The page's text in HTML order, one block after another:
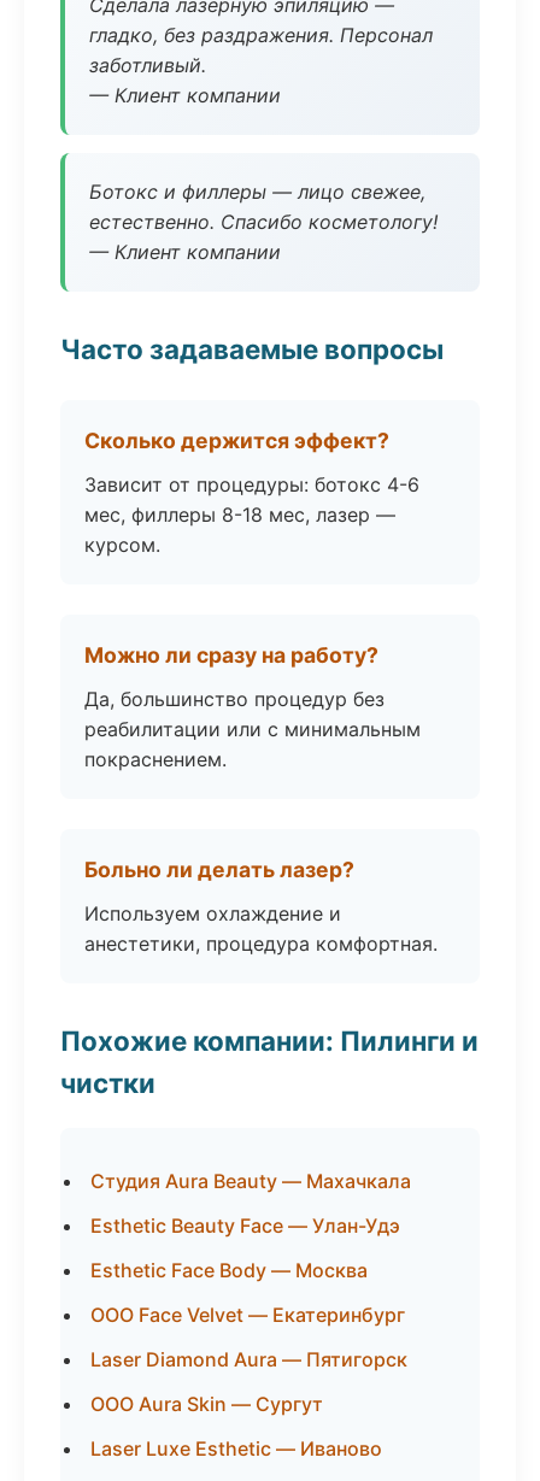
Сделала лазерную эпиляцию —
гладко, без раздражения. Персонал
заботливый.
— Клиент компании
Ботокс и филлеры — лицо свежее,
естественно. Спасибо косметологу!
— Клиент компании
Часто задаваемые вопросы
Сколько держится эффект?
Зависит от процедуры: ботокс 4-6
мес, филлеры 8-18 мес, лазер —
курсом.
Можно ли сразу на работу?
Да, большинство процедур без
реабилитации или с минимальным
покраснением.
Больно ли делать лазер?
Используем охлаждение и
анестетики, процедура комфортная.
Похожие компании: Пилинги и
чистки
Студия Aura Beauty — Махачкала
Esthetic Beauty Face — Улан-Удэ
Esthetic Face Body — Москва
ООО Face Velvet — Екатеринбург
Laser Diamond Aura — Пятигорск
ООО Aura Skin — Сургут
Laser Luxe Esthetic — Иваново